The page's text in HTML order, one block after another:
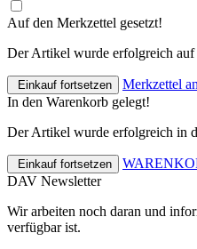
Auf den Merkzettel gesetzt!
Der Artikel wurde erfolgreich auf
Einkauf fortsetzen
Merkzettel
In den Warenkorb gelegt!
Der Artikel wurde erfolgreich in
Einkauf fortsetzen
DAV Newsletter
Wir arbeiten noch daran und
verfügbar ist.